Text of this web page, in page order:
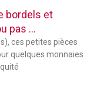
bordels et
pas …
ces petites pièces
quelques monnaies